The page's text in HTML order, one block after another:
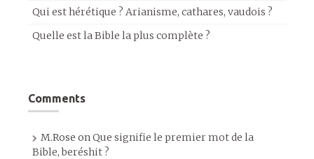
Qui est hérétique ? Arianisme, cathares, vaudois ?
Quelle est la Bible la plus complète ?
Comments
M.Rose onQue signifie le premier mot de la
Bible, beréshit ?